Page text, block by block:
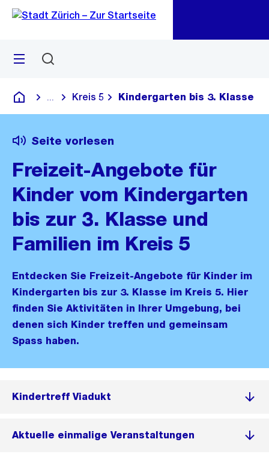
Navigation
Sprunglink
Menü
Deutsch
Blende alle Breadcrumbs ein
Kreis 5 Kindergarten bis 3. Klasse
Seite vorlesen
Freizeit-Angebote für
Kinder vom Kindergarten
bis zur 3. Klasse und
Familien im Kreis 5
Entdecken Sie Freizeit-Angebote für Kinder im
Kindergarten bis zur 3. Klasse im Kreis 5. Hier
finden Sie Aktivitäten in Ihrer Umgebung, bei
denen sich Kinder treffen und gemeinsam
Spass haben.
Kindertreff Viadukt
Aktuelle einmalige Veranstaltungen